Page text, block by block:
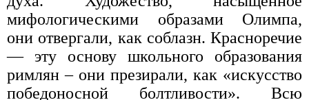
мифологическими образами Олимпа,
они отвергали, как соблазн. Красноречие
— эту основу школьного образования
римлян – они презирали, как «искусство
победоносной болтливости». Всю